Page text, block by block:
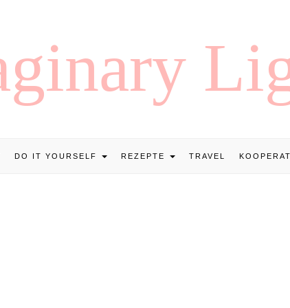
DO IT YOURSELF REZEPTE TRAVEL